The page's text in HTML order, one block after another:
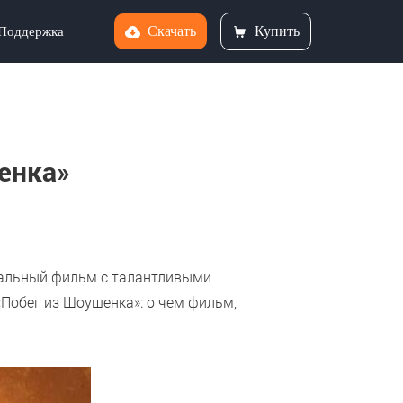
Скачать Купить
фильм с талантливыми
из Шоушенка»: о чем фильм,